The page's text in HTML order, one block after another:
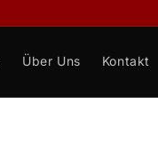
Über Uns Kontakt